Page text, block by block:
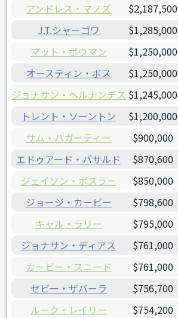
アンドレス・マノズ
$2,187,500
J.T.シャーゴワ
$1,285,000
マット・ボウマン
$1,250,000
オースティン・ボス
$1,250,000
ジョナサン・ヘルナンデス $1,245,000
トレント・ソーントン
$1,200,000
サム・ハガーティー
$900,000
エドゥアード・バサルド
$870,600
ジェイソン・ボスラー
$850,000
ジョージ・カービー
$798,600
キャル・ラリー
$795,000
ジョナサン・ディアス
$761,000
カービー・スニード
$761,000
セビー・ザバーラ
$756,700
ルーク・レイリー
$754,200